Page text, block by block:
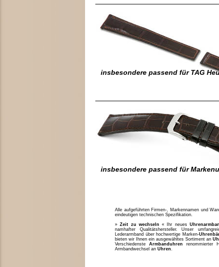
insbesondere passend für TAG
insbesondere passend für
Alle aufgeführten Firmen-, Markennamen und
eindeutigen technischen Spezifikation.
»Zeit zu wechseln « Ihr neues
namhafter Qualitätshersteller. Unser
Lederarmband über hochwertige Marken-
bieten wir Ihnen ein ausgewähltes Sortiment an
Verschiedenste Armbanduhren renommierter
Armbandwechsel an Uhren.